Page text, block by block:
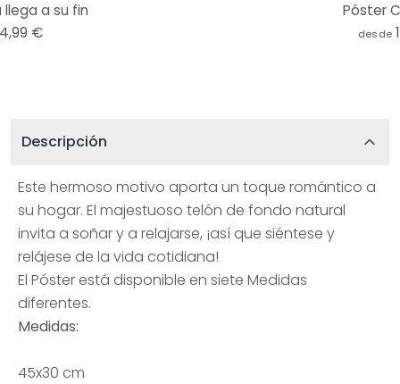
llega a su fin
€
Póster
desde
Descripción
Este hermoso motivo aporta un toque romántico a
su hogar. El majestuoso telón de fondo natural
invita a soñar y a relajarse, ¡así que siéntese y
relájese de la vida cotidiana!
El Póster está disponible en siete Medidas
diferentes.
Medidas:
45x30 cm